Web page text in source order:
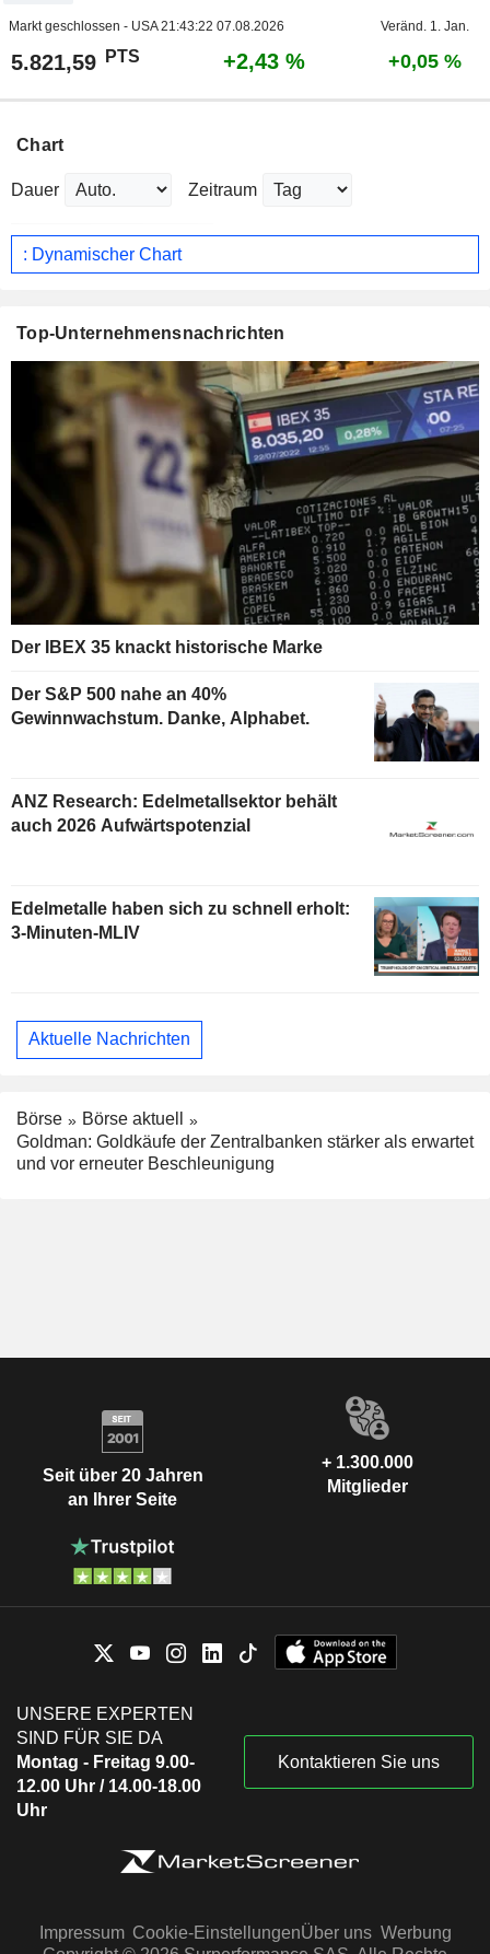
Markt geschlossen - USA21:43:22 07.08.2026 Veränd. 1. Jan.
5.821,59 PTS +2,43 % +0,05 %
Chart
Dauer Zeitraum
: Dynamischer Chart
Top-Unternehmensnachrichten
Der IBEX 35 knackt historische Marke
Der S&P 500 nahe an 40%
Gewinnwachstum. Danke, Alphabet.
ANZ Research: Edelmetallsektor behält
auch 2026 Aufwärtspotenzial
Edelmetalle haben sich zu schnell erholt:
3-Minuten-MLIV
Aktuelle Nachrichten
Börse
Börse aktuell
Goldman: Goldkäufe der Zentralbanken stärker als erwartet
und vor erneuter Beschleunigung
Seit über 20 Jahren
an Ihrer Seite
+ 1.300.000
Mitglieder
UNSERE EXPERTEN
SIND FÜR SIE DA
Montag - Freitag 9.00-
12.00 Uhr / 14.00-18.00
Uhr
Kontaktieren Sie uns
Impressum Cookie-EinstellungenÜber uns Werbung